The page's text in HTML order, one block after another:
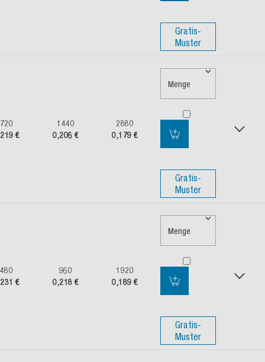
Gratis-
Muster
720
€
1440
0,206 €
2880
0,179 €
Menge
Gratis-
Muster
480
€
960
0,218 €
1920
0,189 €
Menge
Gratis-
Muster